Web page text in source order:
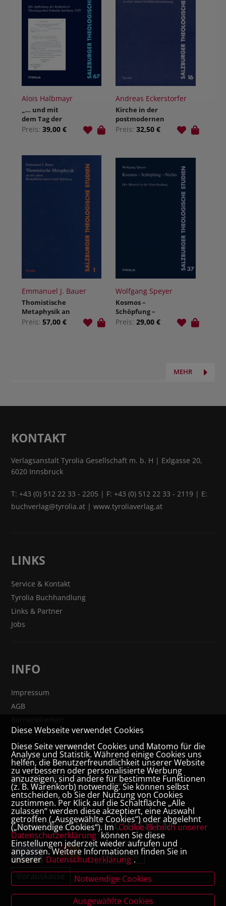
Alois Halbmayr
„… und mit
dem Tag der
Zustellung
Preis: 39,00 €
Andreas Eckerstorfer
Kirche in der
postmodernen
Welt
Preis: 32,50 €
Emmanuel J. Bauer
Thomistische
Metaphysik an
der alten
Preis: 57,00 €
Wolfgang Speyer
Kosmos –
Schöpfung –
Nichts
Preis: 29,00 €
MEHR
KONTAKT
Verlagsanstalt Tyrolia Gesellschaft m. b. H | Exlgasse 20,
6020 Innsbruck
T:+43 (0) 512 22 33 - 2205 | F: +43 (0) 512 22 33 - 2119 | E:
buchverlag@tyrolia.at |www.tyroliaverlag.at
LINKS
Service & Kontakt
Tyrolia Buchhandlung
Links & Partner
Jobs
INFO
Impressum
AGB
Widerrufsrecht
VERTRAG WIDERRUFEN
Datenschutz- und Cookieerklärung
ZAHLUNGSMÖGLICHKEITEN
Rechnung
Vorauskasse
Diese Webseite verwendet Cookies
Diese Seite verwendet Cookies und Matomo für die
Analyse und Statistik. Während einige Cookies uns
helfen, die Benutzerfreundlichkeit unserer Website
zu verbessern oder personalisierte Werbung
anzuzeigen, sind andere für bestimmte Funktionen
(z. B. Warenkorb) notwendig. Sie können selbst
entscheiden, ob Sie der Nutzung von Cookies
zustimmen. Per Klick auf die Schaltfläche „Alle
zulassen“ werden diese akzeptiert, eine Auswahl
getroffen („Ausgewählte Cookies“) oder abgelehnt
(„Notwendige Cookies“). Im Cookie-Bereich unserer
Datenschutzerklärung können Sie diese
Einstellungen jederzeit wieder aufrufen und
anpassen. Weitere Informationen finden Sie in
unserer Datenschutzerklärung .
Notwendige Cookies
Ausgewählte Cookies